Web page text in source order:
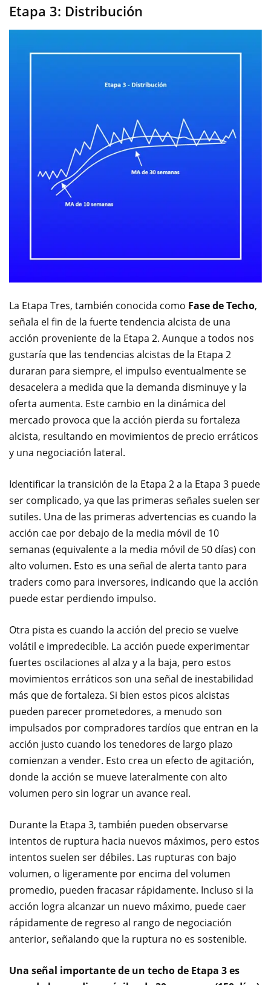
Etapa 3: Distribución
La Etapa Tres, también conocida como Fase de Techo,
señala el fin de la fuerte tendencia alcista de una
acción proveniente de la Etapa 2. Aunque a todos nos
gustaría que las tendencias alcistas de la Etapa 2
duraran para siempre, el impulso eventualmente se
desacelera a medida que la demanda disminuye y la
oferta aumenta. Este cambio en la dinámica del
mercado provoca que la acción pierda su fortaleza
alcista, resultando en movimientos de precio erráticos
y una negociación lateral.
Identificar la transición de la Etapa 2 a la Etapa 3 puede
ser complicado, ya que las primeras señales suelen ser
sutiles. Una de las primeras advertencias es cuando la
acción cae por debajo de la media móvil de 10
semanas (equivalente a la media móvil de 50 días) con
alto volumen. Esto es una señal de alerta tanto para
traders como para inversores, indicando que la acción
puede estar perdiendo impulso.
Otra pista es cuando la acción del precio se vuelve
volátil e impredecible. La acción puede experimentar
fuertes oscilaciones al alza y a la baja, pero estos
movimientos erráticos son una señal de inestabilidad
más que de fortaleza. Si bien estos picos alcistas
pueden parecer prometedores, a menudo son
impulsados por compradores tardíos que entran en la
acción justo cuando los tenedores de largo plazo
comienzan a vender. Esto crea un efecto de agitación,
donde la acción se mueve lateralmente con alto
volumen pero sin lograr un avance real.
Durante la Etapa 3, también pueden observarse
intentos de ruptura hacia nuevos máximos, pero estos
intentos suelen ser débiles. Las rupturas con bajo
volumen, o ligeramente por encima del volumen
promedio, pueden fracasar rápidamente. Incluso si la
acción logra alcanzar un nuevo máximo, puede caer
rápidamente de regreso al rango de negociación
anterior, señalando que la ruptura no es sostenible.
Una señal importante de un techo de Etapa 3 es